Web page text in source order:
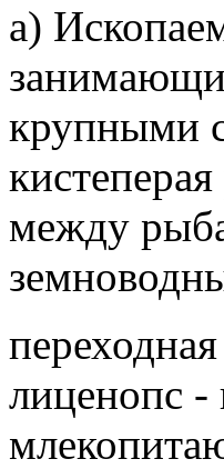
а)
крупными
между
лиценопс